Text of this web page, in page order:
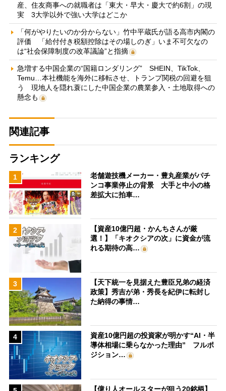
産、住友商事への就職者は「東大・早大・慶大で約6割」の現
実 3大学以外で強い大学はどこか
「何がやりたいのか分からない」竹中平蔵氏が語る高市内閣の
評価 「給付付き税額控除はその場しのぎ」いま不可欠なの
は“社会保障制度の改革議論”と指摘
急増する中国企業の“国籍ロンダリング” SHEIN、TikTok、
Temu…本社機能を海外に移転させ、トランプ関税の回避を狙
う 現地人を隠れ蓑にした中国企業の農業参入・土地取得への
懸念も
関連記事
ランキング
1
老舗遊技機メーカー・豊丸産業がパチ
ンコ事業停止の背景 大手と中小の格
差拡大に拍車…
2
【資産10億円超・かんちさんが厳
選！】「キオクシアの次」に資金が流
れる期待の高…
3
【天下統一を見据えた豊臣兄弟の経済
政策】秀吉が弟・秀長を紀伊に転封し
た納得の事情…
4
資産10億円超の投資家が明かす“AI・半
導体相場に乗らなかった理由” フルポ
ジション…
【億り人オールスターが狙う20銘柄】